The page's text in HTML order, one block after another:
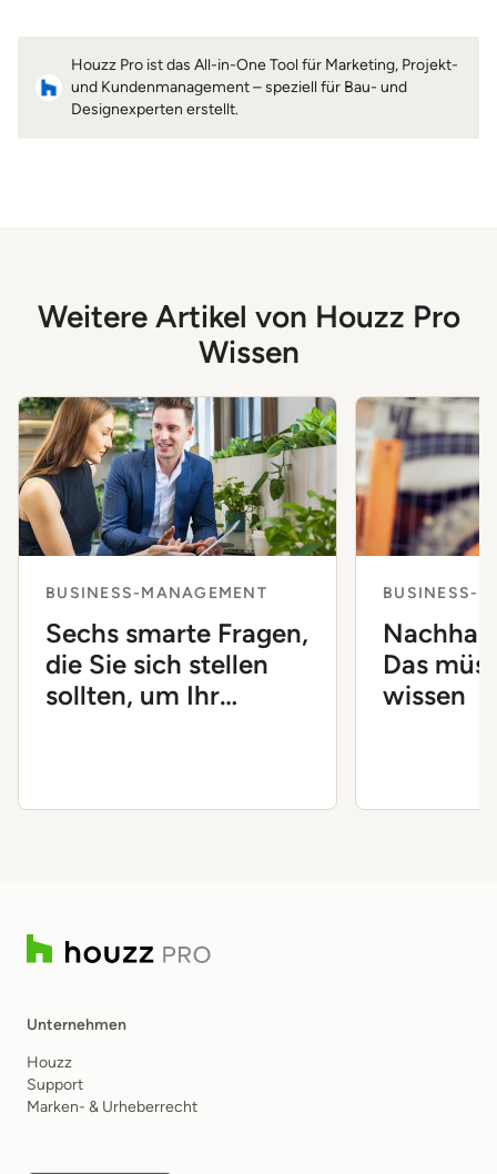
Houzz Pro ist das All-in-One Tool für Marketing, Projekt-
und Kundenmanagement – speziell für Bau- und
Designexperten erstellt.
Weitere Artikel von Houzz Pro
Wissen
BUSINESS-MANAGEMENT
Sechs smarte Fragen,
die Sie sich stellen
sollten, um Ihr
BUSINESS-
Das
wissen
Unternehmen
Houzz
Support
Marken- & Urheberrecht